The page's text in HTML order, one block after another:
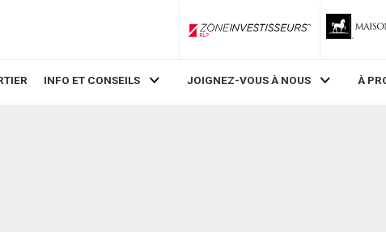
ZoneInvestisseurs RLP
INFO ET CONSEILS JOIGNEZ-VOUS À NOUS À